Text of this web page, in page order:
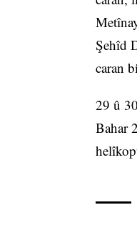
Şehîd
caran
29 û
Bahar